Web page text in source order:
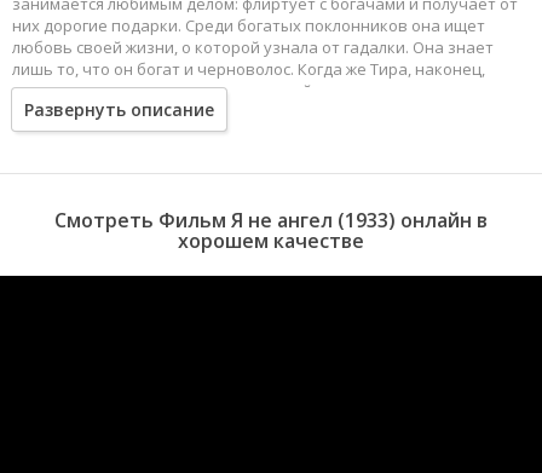
них дорогие подарки. Среди богатых поклонников она ищет
любовь своей жизни, о которой узнала от гадалки. Она знает
лишь то, что он богат и черноволос. Когда же Тира, наконец,
встречает его, то становится жертвой интриги...
Развернуть описание
Смотреть Фильм Я не ангел (1933) онлайн в
хорошем качестве